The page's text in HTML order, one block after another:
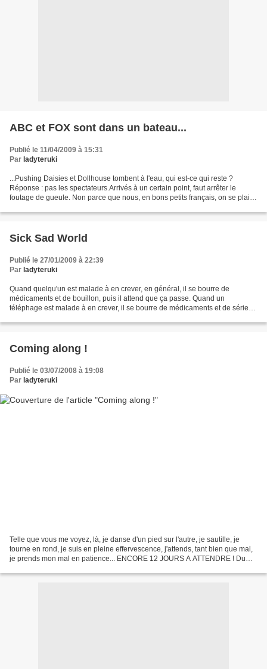
ABC et FOX sont dans un bateau...
Publié le 11/04/2009 à 15:31
Par ladyteruki
...Pushing Daisies et Dollhouse tombent à l'eau, qui est-ce qui reste ?
Réponse : pas les spectateurs.Arrivés à un certain point, faut arrêter le
foutage de gueule. Non parce que nous, en bons petits français, on se plaint
Sick Sad World
Publié le 27/01/2009 à 22:39
Par ladyteruki
Quand quelqu'un est malade à en crever, en général, il se bourre de
médicaments et de bouillon, puis il attend que ça passe. Quand un
téléphage est malade à en crever, il se bourre de médicaments et de séries,
Coming along !
Publié le 03/07/2008 à 19:08
Par ladyteruki
Telle que vous me voyez, là, je danse d'un pied sur l'autre, je sautille, je
tourne en rond, je suis en pleine effervescence, j'attends, tant bien que mal,
je prends mon mal en patience... ENCORE 12 JOURS A ATTENDRE ! Du